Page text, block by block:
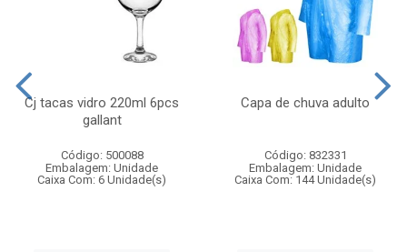
Cj tacas vidro 220ml 6pcs
gallant
Código: 500088
Embalagem: Unidade
Caixa Com: 6 Unidade(s)
Capa de chuva adulto
Código: 832331
Embalagem: Unidade
Caixa Com: 144 Unidade(s)